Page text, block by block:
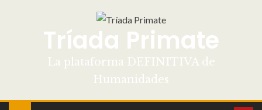
Tríada Primate
La plataforma DEFINITIVA de
Humanidades